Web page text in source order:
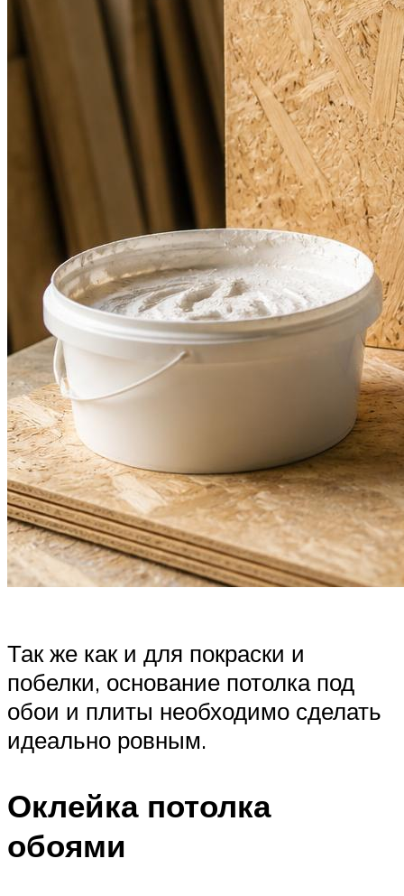
Так же как и для покраски и
побелки, основание потолка под
обои и плиты необходимо сделать
идеально ровным.
Оклейка потолка
обоями